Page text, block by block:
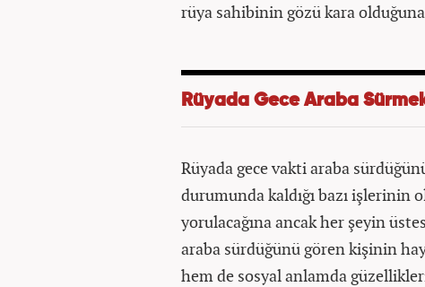
rüya sahibinin gözü kara
Rüyada Gece Araba
Rüyada gece vakti araba
durumunda kaldığı bazı işlerinin
yorulacağına ancak her şeyin
araba sürdüğünü gören kişinin
hem de sosyal anlamda